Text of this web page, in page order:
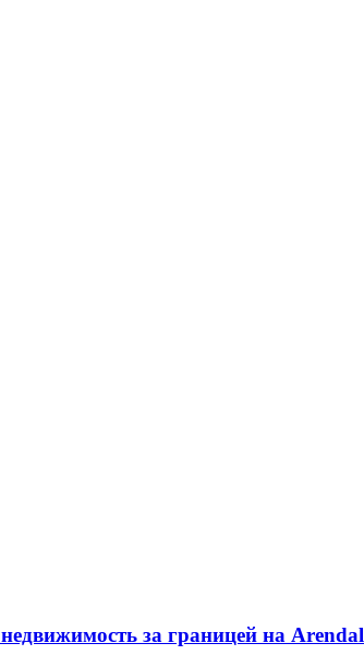
за границей на Arendal